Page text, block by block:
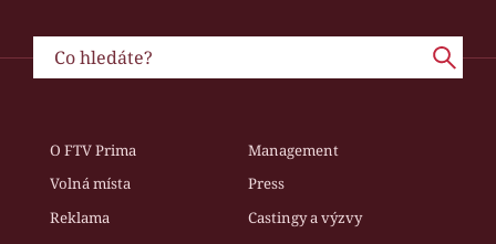
O FTV Prima
Management
Volná místa
Press
Reklama
Castingy a výzvy